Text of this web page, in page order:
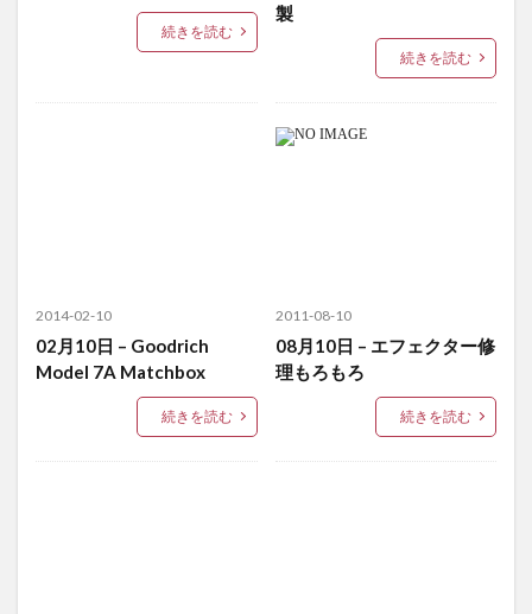
続きを読む
製
続きを読む
2014-02-10
02月10日 – Goodrich
Model 7A Matchbox
続きを読む
2011-08-10
08月10日 – エフェクター修
理もろもろ
続きを読む